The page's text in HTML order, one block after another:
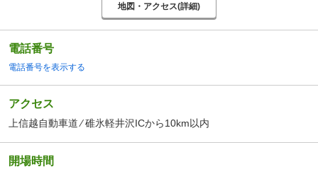
地図・アクセス(詳細)
電話番号
電話番号を表示する
アクセス
上信越自動車道 ⁄ 碓氷軽井沢ICから10km以内
開場時間